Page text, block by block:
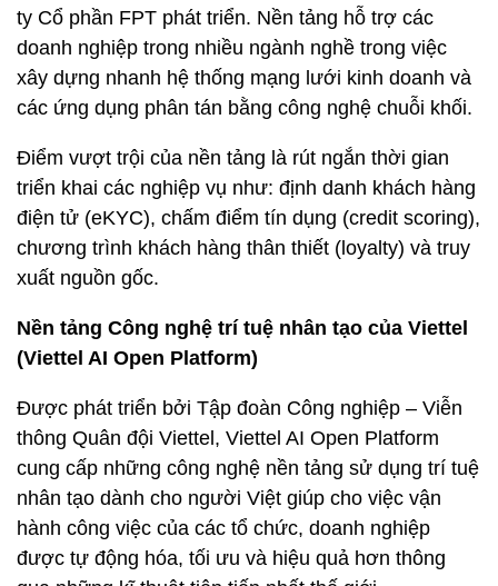
ty Cổ phần FPT phát triển. Nền tảng hỗ trợ các
doanh nghiệp trong nhiều ngành nghề trong việc
xây dựng nhanh hệ thống mạng lưới kinh doanh và
các ứng dụng phân tán bằng công nghệ chuỗi khối.
Điểm vượt trội của nền tảng là rút ngắn thời gian
triển khai các nghiệp vụ như: định danh khách hàng
điện tử (eKYC), chấm điểm tín dụng (credit scoring),
chương trình khách hàng thân thiết (loyalty) và truy
xuất nguồn gốc.
Nền tảng Công nghệ trí tuệ nhân tạo của Viettel
(Viettel AI Open Platform)
Được phát triển bởi Tập đoàn Công nghiệp – Viễn
thông Quân đội Viettel, Viettel AI Open Platform
cung cấp những công nghệ nền tảng sử dụng trí tuệ
nhân tạo dành cho người Việt giúp cho việc vận
hành công việc của các tổ chức, doanh nghiệp
được tự động hóa, tối ưu và hiệu quả hơn thông